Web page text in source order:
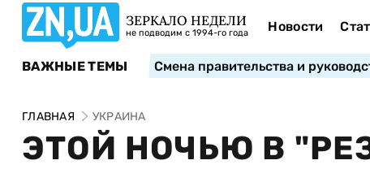
ЗЕРКАЛО НЕДЕЛИ
не подводим с 1994-го года Новости
ВАЖНЫЕ ТЕМЫ Смена правительства и
ГЛАВНАЯ УКРАИНА
ЭТОЙ НОЧЬЮ В